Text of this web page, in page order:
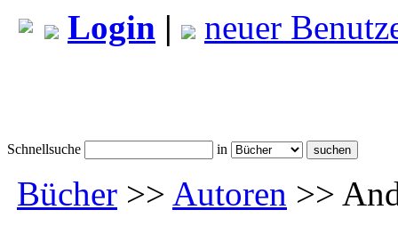
Login | neuer
Schnellsuche in
Bücher >> Autoren >>